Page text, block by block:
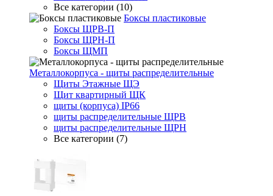
Все категории (10)
Боксы пластиковые
Боксы ЩРВ-П
Боксы ЩРН-П
Боксы ЩМП
Металлокорпуса - щиты распределительные
Щиты Этажные ЩЭ
Щит квартирный ЩК
щиты (корпуса) IP66
щиты распределительные ЩРВ
щиты распределительные ЩРН
Все категории (7)